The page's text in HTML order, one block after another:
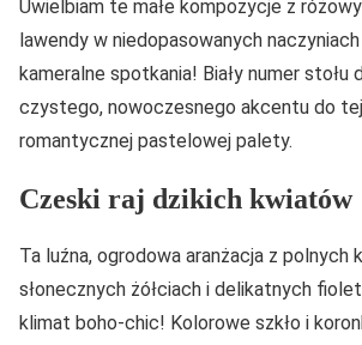
Uwielbiam te małe kompozycje z
lawendy w niedopasowanych
kameralne spotkania! Biały numer stołu
czystego, nowoczesnego akcentu do
romantycznej pastelowej palety.
Czeski raj dzikich kwiatów
Ta luźna, ogrodowa aranżacja z polnych
słonecznych żółciach i delikatnych
klimat boho-chic! Kolorowe szkło i